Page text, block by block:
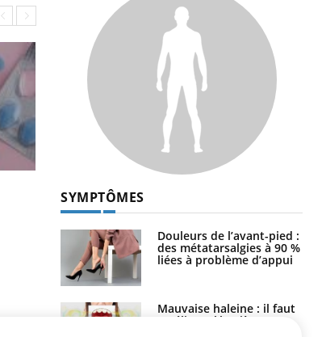
Pourquoi manger moins de
protéines pourrait finalement être
bénéfique
SYMPTÔMES
Douleurs de l’avant-pied :
des métatarsalgies à 90 %
liées à problème d’appui
Mauvaise haleine : il faut
améliorer l’hygiène